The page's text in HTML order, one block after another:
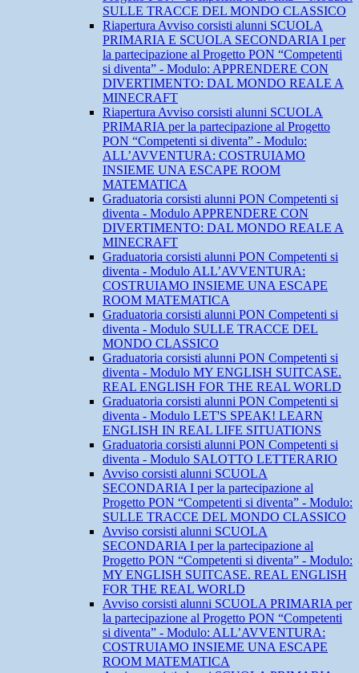
SULLE TRACCE DEL MONDO CLASSICO
Riapertura Avviso corsisti alunni SCUOLA
PRIMARIA E SCUOLA SECONDARIA I per
la partecipazione al Progetto PON “Competenti
si diventa” - Modulo: APPRENDERE CON
DIVERTIMENTO: DAL MONDO REALE A
MINECRAFT
Riapertura Avviso corsisti alunni SCUOLA
PRIMARIA per la partecipazione al Progetto
PON “Competenti si diventa” - Modulo:
ALL’AVVENTURA: COSTRUIAMO
INSIEME UNA ESCAPE ROOM
MATEMATICA
Graduatoria corsisti alunni PON Competenti si
diventa - Modulo APPRENDERE CON
DIVERTIMENTO: DAL MONDO REALE A
MINECRAFT
Graduatoria corsisti alunni PON Competenti si
diventa - Modulo ALL’AVVENTURA:
COSTRUIAMO INSIEME UNA ESCAPE
ROOM MATEMATICA
Graduatoria corsisti alunni PON Competenti si
diventa - Modulo SULLE TRACCE DEL
MONDO CLASSICO
Graduatoria corsisti alunni PON Competenti si
diventa - Modulo MY ENGLISH SUITCASE.
REAL ENGLISH FOR THE REAL WORLD
Graduatoria corsisti alunni PON Competenti si
diventa - Modulo LET'S SPEAK! LEARN
ENGLISH IN REAL LIFE SITUATIONS
Graduatoria corsisti alunni PON Competenti si
diventa - Modulo SALOTTO LETTERARIO
Avviso corsisti alunni SCUOLA
SECONDARIA I per la partecipazione al
Progetto PON “Competenti si diventa” - Modulo:
SULLE TRACCE DEL MONDO CLASSICO
Avviso corsisti alunni SCUOLA
SECONDARIA I per la partecipazione al
Progetto PON “Competenti si diventa” - Modulo:
MY ENGLISH SUITCASE. REAL ENGLISH
FOR THE REAL WORLD
Avviso corsisti alunni SCUOLA PRIMARIA per
la partecipazione al Progetto PON “Competenti
si diventa” - Modulo: ALL’AVVENTURA:
COSTRUIAMO INSIEME UNA ESCAPE
ROOM MATEMATICA